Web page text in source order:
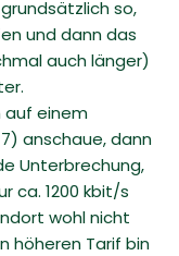
so,
und dann das
auch länger)
auf einem
anschaue, dann
Unterbrechung,
ca. 1200 kbit/s
wohl nicht
höheren Tarif bin